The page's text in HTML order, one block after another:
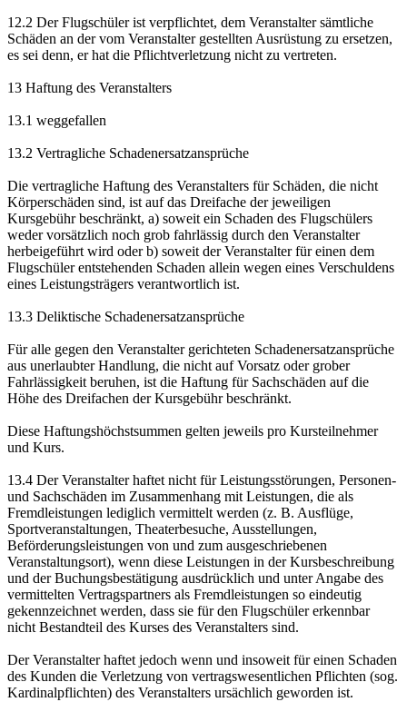
12.2 Der Flugschüler ist verpflichtet, dem Veranstalter sämtliche
Schäden an der vom Veranstalter gestellten Ausrüstung zu ersetzen,
es sei denn, er hat die Pflichtverletzung nicht zu vertreten.
13 Haftung des Veranstalters
13.1 weggefallen
13.2 Vertragliche Schadenersatzansprüche
Die vertragliche Haftung des Veranstalters für Schäden, die nicht
Körperschäden sind, ist auf das Dreifache der jeweiligen
Kursgebühr beschränkt, a) soweit ein Schaden des Flugschülers
weder vorsätzlich noch grob fahrlässig durch den Veranstalter
herbeigeführt wird oder b) soweit der Veranstalter für einen dem
Flugschüler entstehenden Schaden allein wegen eines Verschuldens
eines Leistungsträgers verantwortlich ist.
13.3 Deliktische Schadenersatzansprüche
Für alle gegen den Veranstalter gerichteten Schadenersatzansprüche
aus unerlaubter Handlung, die nicht auf Vorsatz oder grober
Fahrlässigkeit beruhen, ist die Haftung für Sachschäden auf die
Höhe des Dreifachen der Kursgebühr beschränkt.
Diese Haftungshöchstsummen gelten jeweils pro Kursteilnehmer
und Kurs.
13.4 Der Veranstalter haftet nicht für Leistungsstörungen, Personen-
und Sachschäden im Zusammenhang mit Leistungen, die als
Fremdleistungen lediglich vermittelt werden (z. B. Ausflüge,
Sportveranstaltungen, Theaterbesuche, Ausstellungen,
Beförderungsleistungen von und zum ausgeschriebenen
Veranstaltungsort), wenn diese Leistungen in der Kursbeschreibung
und der Buchungsbestätigung ausdrücklich und unter Angabe des
vermittelten Vertragspartners als Fremdleistungen so eindeutig
gekennzeichnet werden, dass sie für den Flugschüler erkennbar
nicht Bestandteil des Kurses des Veranstalters sind.
Der Veranstalter haftet jedoch wenn und insoweit für einen Schaden
des Kunden die Verletzung von vertragswesentlichen Pflichten (sog.
Kardinalpflichten) des Veranstalters ursächlich geworden ist.